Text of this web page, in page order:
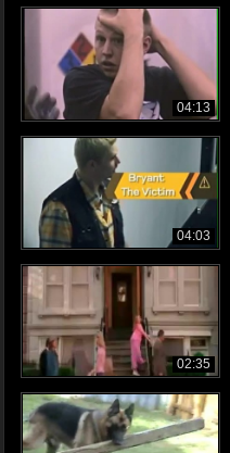
04:13
04:03
02:35